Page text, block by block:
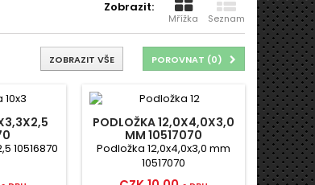
Zobrazit:
Mřížka Seznam
POROVNAT (0)
ZOBRAZIT VŠE
10516870
PODLOŽKA 12,0X4,0X3,0
MM 10517070
Podložka 12,0x4,0x3,0 mm
10517070